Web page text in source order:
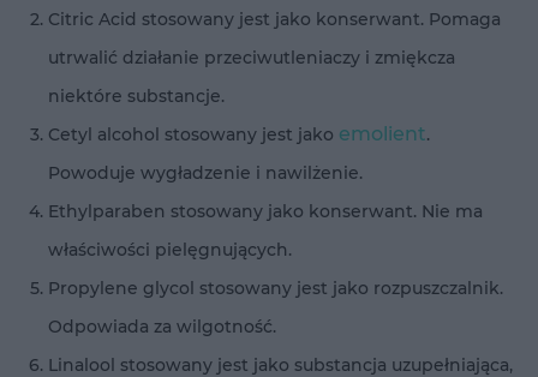
Citric Acid stosowany jest jako konserwant. Pomaga
utrwalić działanie przeciwutleniaczy i zmiękcza
niektóre substancje.
Cetyl alcohol stosowany jest jako emolient.
Powoduje wygładzenie i nawilżenie.
Ethylparaben stosowany jako konserwant. Nie ma
właściwości pielęgnujących.
Propylene glycol stosowany jest jako rozpuszczalnik.
Odpowiada za wilgotność.
Linalool stosowany jest jako substancja uzupełniająca,